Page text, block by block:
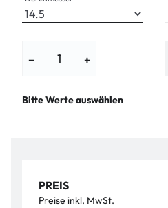
− +
Bitte Werte auswählen
PREIS
Preise inkl. MwSt.